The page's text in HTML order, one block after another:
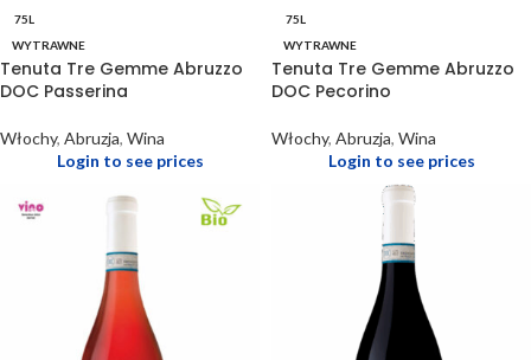
75L
WYTRAWNE
Tenuta Tre Gemme Abruzzo
DOC Passerina
Włochy, Abruzja, Wina
Login to see prices
75L
WYTRAWNE
Tenuta Tre Gemme Abruzzo
DOC Pecorino
Włochy, Abruzja, Wina
Login to see prices